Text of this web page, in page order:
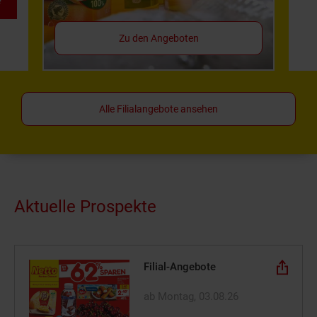
Zu den Angeboten
Alle Filialangebote ansehen
Aktuelle Prospekte
Filial-Angebote